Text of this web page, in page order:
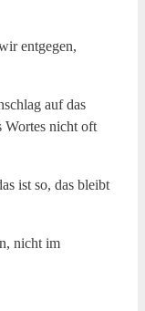
entgegen,
auf das
Wortes nicht oft
ist so, das bleibt
nicht im